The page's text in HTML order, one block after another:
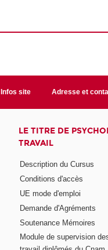
Infos site Adresse et
LE TITRE DE
TRAVAIL
Description du Cursus
Conditions d'accès
UE mode d'emploi
Demande d'Agréments
Soutenance Mémoires
Module de supervision